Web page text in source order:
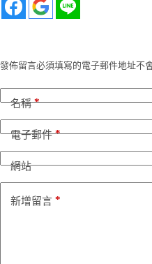
發佈留言必須填寫的電子郵件地址不
名稱*
電子郵件*
網站
新增留言 *